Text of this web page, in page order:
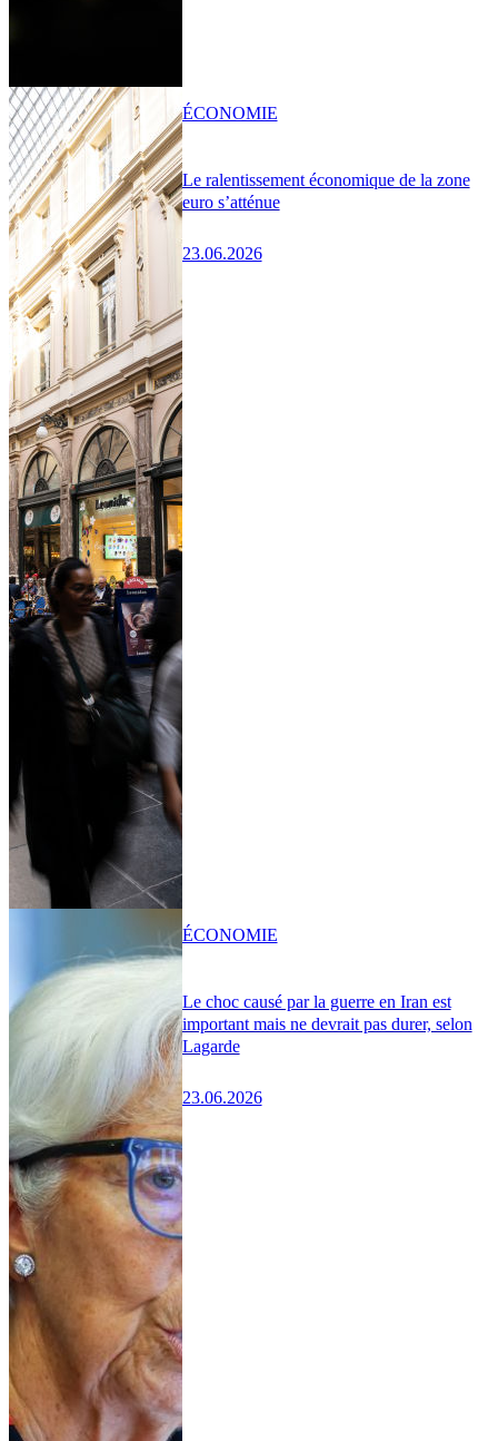
Le ralentissement économique de la zone
euro s’atténue
23.06.2026
ÉCONOMIE
Le choc causé par la guerre en Iran est
important mais ne devrait pas durer, selon
Lagarde
23.06.2026
ÉCONOMIE